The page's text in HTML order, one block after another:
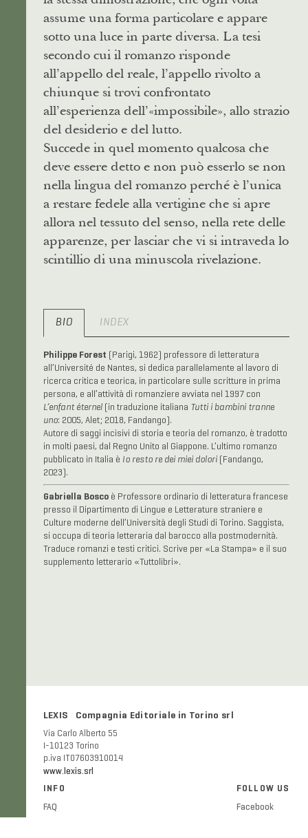
assume una forma particolare e appare
sotto una luce in parte diversa. La tesi
secondo cui il romanzo risponde
all’appello del reale, l’appello rivolto a
chiunque si trovi confrontato
all’esperienza dell’«impossibile», allo strazio
del desiderio e del lutto.
Succede in quel momento qualcosa che
deve essere detto e non può esserlo se non
nella lingua del romanzo perché è l’unica
a restare fedele alla vertigine che si apre
allora nel tessuto del senso, nella rete delle
apparenze, per lasciar che vi si intraveda lo
scintillio di una minuscola rivelazione.
BIO INDEX
Philippe Forest (Parigi, 1962) professore di letteratura
all’Université de Nantes, si dedica parallelamente al lavoro di
ricerca critica e teorica, in particolare sulle scritture in prima
persona, e all’attività di romanziere avviata nel 1997 con
L’enfant éternel(in traduzione italiana Tutti i bambini tranne
uno: 2005, Alet; 2018, Fandango).
Autore di saggi incisivi di storia e teoria del romanzo, è tradotto
in molti paesi, dal Regno Unito al Giappone. L’ultimo romanzo
pubblicato in Italia è Io resto re dei miei dolori(Fandango,
2023).
Gabriella Boscoè Professore ordinario di letteratura francese
presso il Dipartimento di Lingue e Letterature straniere e
Culture moderne dell’Università degli Studi di Torino. Saggista,
si occupa di teoria letteraria dal barocco alla postmodernità.
Traduce romanzi e testi critici. Scrive per «La Stampa» e il suo
supplemento letterario «Tuttolibri».
LEXIS Compagnia Editoriale in Torino srl
Via Carlo Alberto 55
I-10123 Torino
p.iva IT07603910014
www.lexis.srl
INFO
FAQ
FOLLOW US
Facebook